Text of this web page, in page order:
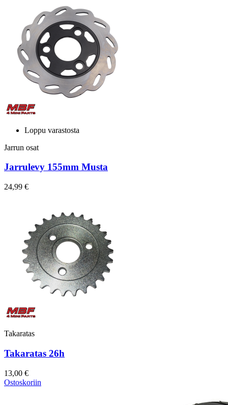
Loppu varastosta
Jarrun osat
Jarrulevy 155mm Musta
24,99 €
Takaratas
Takaratas 26h
13,00 €
Ostoskoriin